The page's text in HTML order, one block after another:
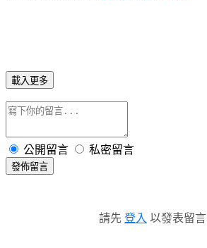
載入更多
公開留言 私密留言
發佈留言
請先 登入 以發表留言